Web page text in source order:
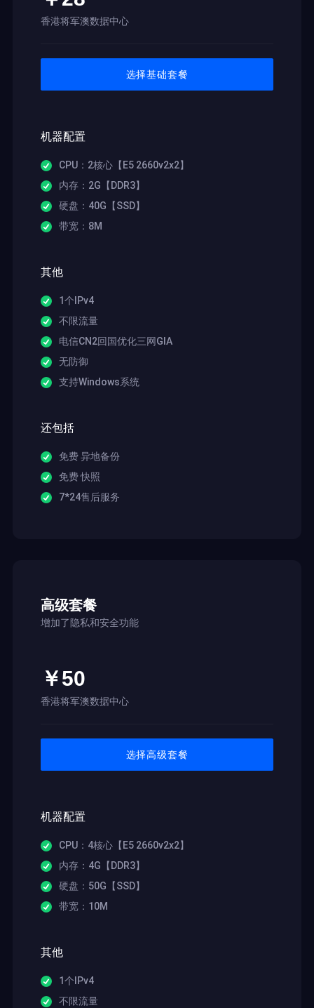
香港将军澳数据中心
选择基础套餐
机器配置
CPU：2核心【E5 2660v2x2】
内存：2G【DDR3】
硬盘：40G【SSD】
带宽：8M
其他
1个IPv4
不限流量
电信CN2回国优化三网GIA
无防御
支持Windows系统
还包括
免费 异地备份
免费 快照
7*24售后服务
高级套餐
增加了隐私和安全功能
￥50
香港将军澳数据中心
选择高级套餐
机器配置
CPU：4核心【E5 2660v2x2】
内存：4G【DDR3】
硬盘：50G【SSD】
带宽：10M
其他
1个IPv4
不限流量